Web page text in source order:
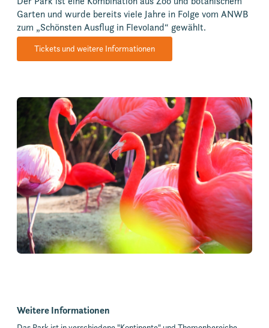
Garten und wurde bereits viele Jahre in Folge vom ANWB
zum „Schönsten Ausflug in Flevoland“ gewählt.
Tickets und weitere Informationen
Weitere Informationen